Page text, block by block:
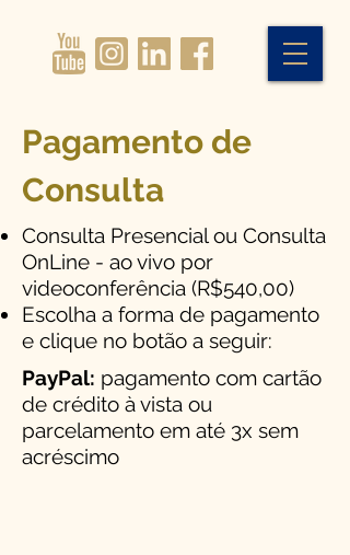
Pagamento de
Consulta
Consulta Presencial ou Consulta
OnLine - ao vivo por
videoconferência (R$540,00)
Escolha a forma de pagamento
e clique no botão a seguir:
PayPal: pagamento com cartão
de crédito à vista ou
parcelamento em até 3x sem
acréscimo